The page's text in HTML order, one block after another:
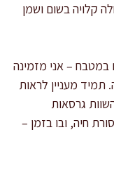
קלויה בשום ושמן
– אני מזמינה
מעניין לראות
גרסאות
חיה, ובו בזמן –